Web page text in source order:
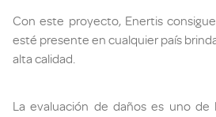
Con este proyecto, Enertis
esté presente en cualquier país
alta calidad.
La evaluación de daños es uno